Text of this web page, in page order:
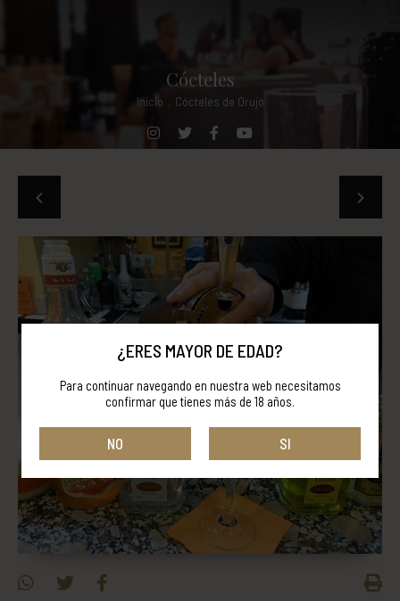
Cócteles
Inicio Cócteles de Orujo
¿ERES MAYOR DE EDAD?
Para continuar navegando en nuestra web necesitamos
confirmar que tienes más de 18 años.
NO SI